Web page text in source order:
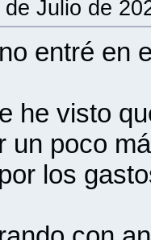
de Julio de
entré en
he visto
un poco
los